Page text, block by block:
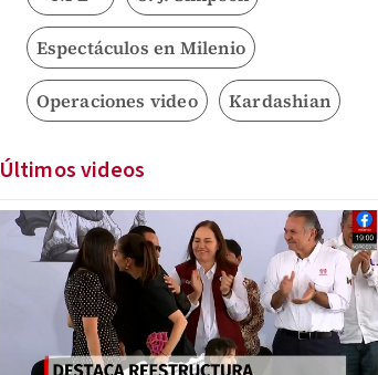
Espectáculos en Milenio
Operaciones video Kardashian
Últimos videos